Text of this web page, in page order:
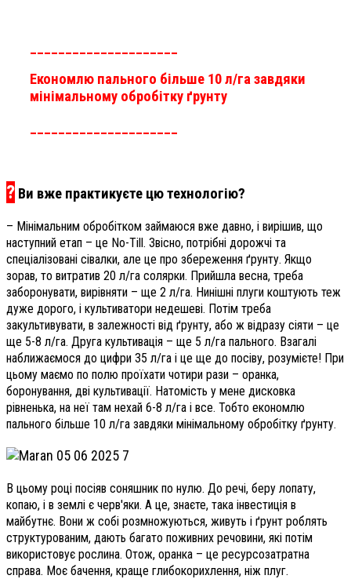
_____________________
Економлю пального більше 10 л/га завдяки
мінімальному обробітку ґрунту
_____________________
? Ви вже практикуєте цю технологію?
– Мінімальним обробітком займаюся вже давно, і вирішив, що
наступний етап – це No-Till. Звісно, потрібні дорожчі та
спеціалізовані сівалки, але це про збереження ґрунту. Якщо
зорав, то витратив 20 л/га солярки. Прийшла весна, треба
заборонувати, вирівняти – ще 2 л/га. Нинішні плуги коштують теж
дуже дорого, і культиватори недешеві. Потім треба
закультивувати, в залежності від ґрунту, або ж відразу сіяти – це
ще 5-8 л/га. Друга культивація – ще 5 л/га пального. Взагалі
наближаємося до цифри 35 л/га і це ще до посіву, розумієте! При
цьому маємо по полю проїхати чотири рази – оранка,
боронування, дві культивації. Натомість у мене дисковка
рівненька, на неї там нехай 6-8 л/га і все. Тобто економлю
пального більше 10 л/га завдяки мінімальному обробітку ґрунту.
В цьому році посіяв соняшник по нулю. До речі, беру лопату,
копаю, і в землі є черв'яки. А це, знаєте, така інвестиція в
майбутнє. Вони ж собі розмножуються, живуть і ґрунт роблять
структурованим, дають багато поживних речовини, які потім
використовує рослина. Отож, оранка – це ресурсозатратна
справа. Моє бачення, краще глибокорихлення, ніж плуг.